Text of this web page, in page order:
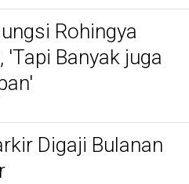
Rohingya
Banyak juga
Digaji Bulanan